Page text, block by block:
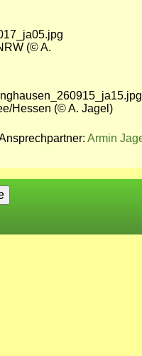
(© A.
Hessen (© A. Jagel)
Armin